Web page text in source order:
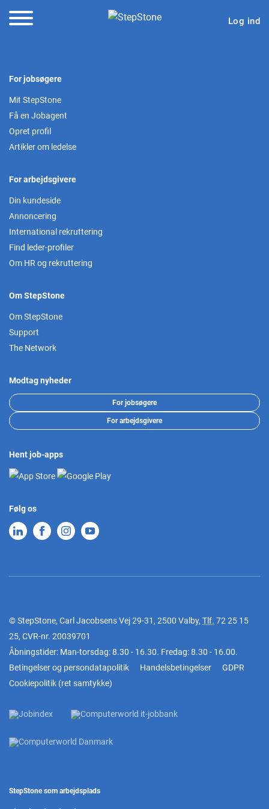
Log ind
For jobsøgere
Mit StepStone
Få en Jobagent
Opret profil
Artikler om ledelse
For arbejdsgivere
Din kundeside
Annoncering
International rekruttering
Find leder-profiler
Om HR og rekruttering
Om StepStone
Om StepStone
Support
The Network
Modtag nyheder
For jobsøgere
For arbejdsgivere
Hent job-apps
Følg os
© StepStone, Carl Jacobsens Vej 29-31, 2500 Valby, Tlf. 72 25 15
25, CVR-nr. 20039701
Åbningstider: Man-torsdag: 8.30 - 16.30. Fredag: 8.30 - 16.00.
Betingelser og persondatapolitik
Handelsbetingelser
GDPR
Cookiepolitik (ret samtykke)
StepStone som arbejdsplads